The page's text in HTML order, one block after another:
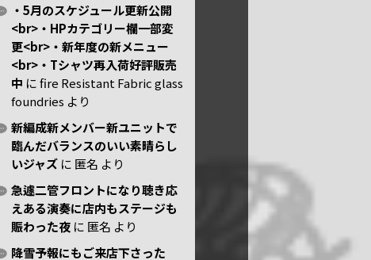
・5月のスケジュール更新公開
<br>・HPカテゴリー欄一部変
更<br>・新年度の新メニュー
<br>・Tシャツ再入荷好評販売
中 にfire Resistant Fabric glass
foundries より
新編成新メンバー新ユニットで
臨んだバランスのいい素晴らし
いジャズ に 匿名 より
急遽二管フロントになり聴き応
えある演奏に店内もステージも
賑わった夜 に 匿名 より
降雪予報にもご来店下さった